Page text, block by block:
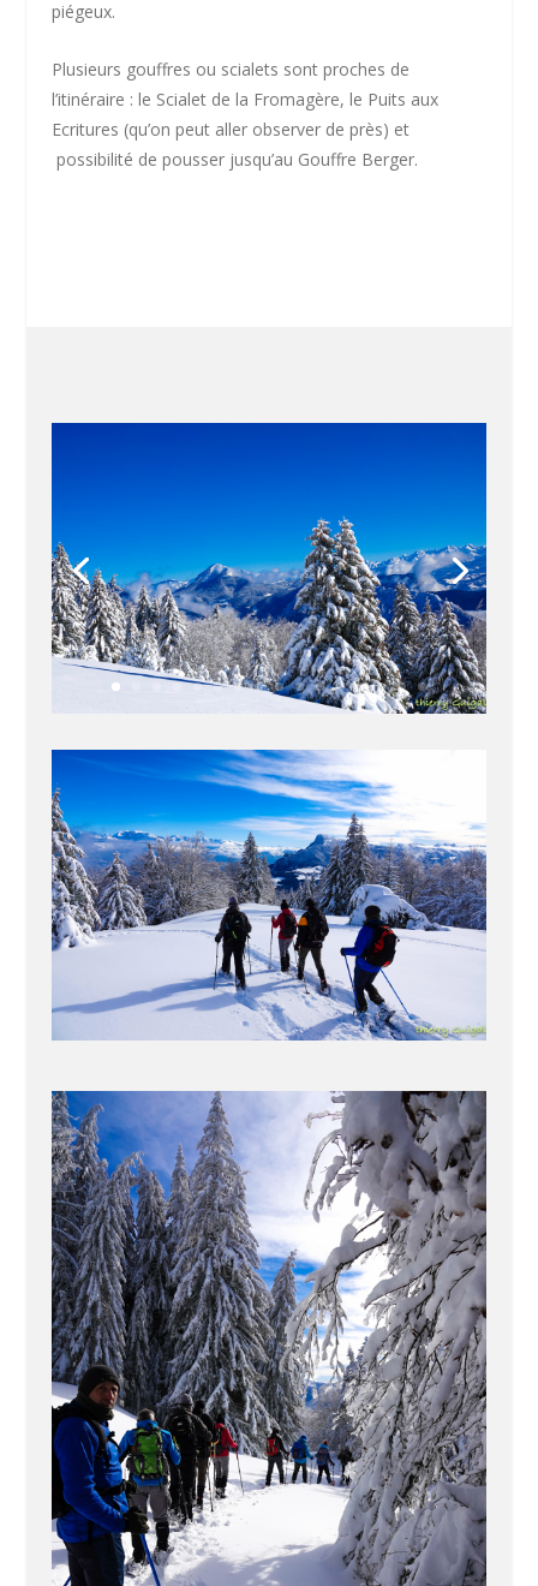
piégeux.
Plusieurs gouffres ou scialets sont proches de
l’itinéraire : le Scialet de la Fromagère, le Puits aux
Ecritures (qu’on peut aller observer de près) et
possibilité de pousser jusqu’au Gouffre Berger.